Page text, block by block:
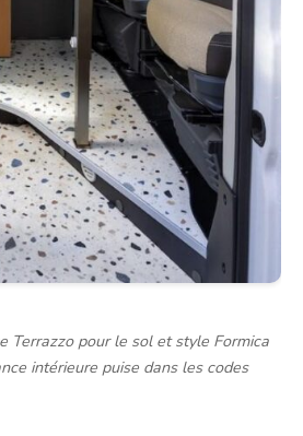
Terrazzo pour le sol et style Formica
intérieure puise dans les codes